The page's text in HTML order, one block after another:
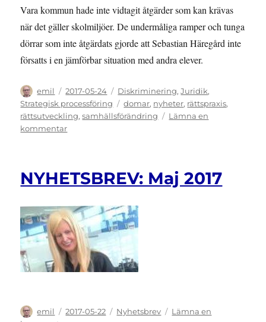
Vara kommun hade inte vidtagit åtgärder som kan krävas
när det gäller skolmiljöer. De undermåliga ramper och tunga
dörrar som inte åtgärdats gjorde att Sebastian Häregård inte
försatts i en jämförbar situation med andra elever.
Författare
emil
Publicerat
den
2017-05-24 Kategorier
Diskriminering,Juridik,
Strategisk processföring
Etiketter
domar, nyheter, rättspraxis,
rättsutveckling,samhällsförändring
Lämna en
kommentartill
är
diskriminering
i
form
av
bristande
NYHETSBREV: Maj 2017
Författare
emil
Publicerat
2017-05-22 Kategorier
Nyhetsbrev
Lämna en